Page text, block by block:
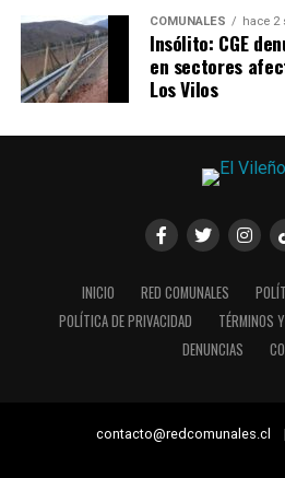
COMUNALES hace 2
Insólito: CGE
en sectores
Los Vilos
INICIO RED COMUNALES
POLÍTICA DE PRIVACIDAD
TÉRMINOS
DENUNCIAS
contacto@redcomunales.cl